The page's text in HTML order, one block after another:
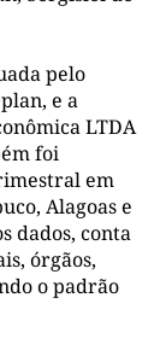
pelo
e a
LTDA
foi
em
Alagoas e
dados, conta
órgãos,
o padrão